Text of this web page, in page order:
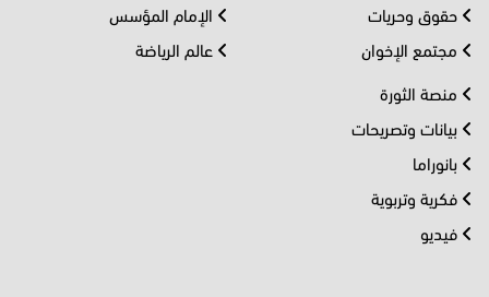
حقوق وحريات
مجتمع الإخوان
الإمام المؤسس
عالم الرياضة
منصة الثورة
بيانات وتصريحات
بانوراما
فكرية وتربوية
فيديو